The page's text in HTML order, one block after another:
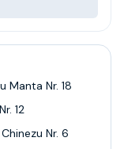
Manta Nr. 18
12
Nr. 6